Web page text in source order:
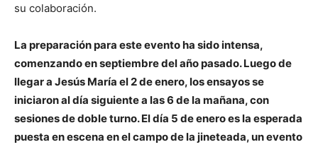
su colaboración.
La preparación para este evento ha sido intensa,
comenzando en septiembre del año pasado. Luego de
llegar a Jesús María el 2 de enero, los ensayos se
iniciaron al día siguiente a las 6 de la mañana, con
sesiones de doble turno. El día 5 de enero es la esperada
puesta en escena en el campo de la jineteada, un evento